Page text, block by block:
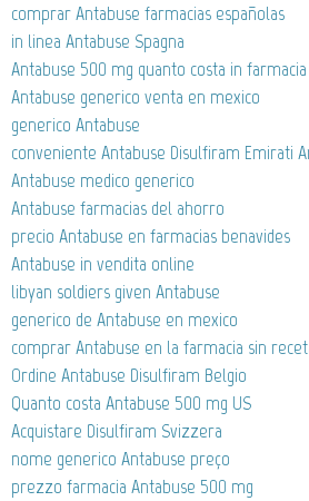
comprar Antabuse farmacias españolas
in linea Antabuse Spagna
Antabuse 500 mg quanto costa in farmacia
Antabuse generico venta en mexico
generico Antabuse
conveniente Antabuse Disulfiram Emirati
Antabuse medico generico
Antabuse farmacias del ahorro
precio Antabuse en farmacias benavides
Antabuse in vendita online
libyan soldiers given Antabuse
generico de Antabuse en mexico
comprar Antabuse en la farmacia sin
Ordine Antabuse Disulfiram Belgio
Quanto costa Antabuse 500 mg US
Acquistare Disulfiram Svizzera
nome generico Antabuse preço
prezzo farmacia Antabuse 500 mg